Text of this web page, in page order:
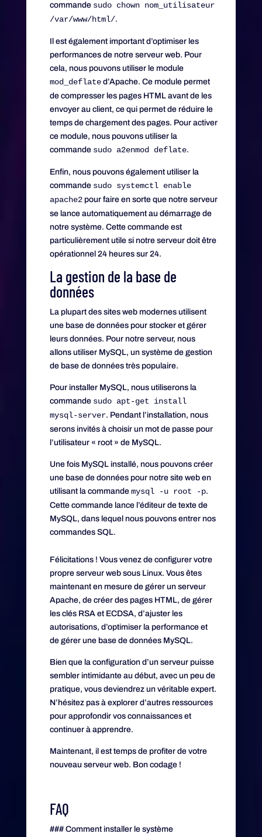
commande sudo chown nom_utilisateur
/var/www/html/.
Il est également important d’optimiser les
performances de notre serveur web. Pour
cela, nous pouvons utiliser le module
mod_deflated’Apache. Ce module permet
de compresser les pages HTML avant de les
envoyer au client, ce qui permet de réduire le
temps de chargement des pages. Pour activer
ce module, nous pouvons utiliser la
commande sudo a2enmod deflate.
Enfin, nous pouvons également utiliser la
commande sudo systemctl enable
apache2pour faire en sorte que notre serveur
se lance automatiquement au démarrage de
notre système. Cette commande est
particulièrement utile si notre serveur doit être
opérationnel 24 heures sur 24.
La gestion de la base de
données
La plupart des sites web modernes utilisent
une base de données pour stocker et gérer
leurs données. Pour notre serveur, nous
allons utiliser MySQL, un système de gestion
de base de données très populaire.
Pour installer MySQL, nous utiliserons la
commande sudo apt-get install
mysql-server. Pendant l’installation, nous
serons invités à choisir un mot de passe pour
l’utilisateur « root » de MySQL.
Une fois MySQL installé, nous pouvons créer
une base de données pour notre site web en
utilisant la commande mysql -u root -p.
Cette commande lance l’éditeur de texte de
MySQL, dans lequel nous pouvons entrer nos
commandes SQL.
Félicitations ! Vous venez de configurer votre
propre serveur web sous Linux. Vous êtes
maintenant en mesure de gérer un serveur
Apache, de créer des pages HTML, de gérer
les clés RSA et ECDSA, d’ajuster les
autorisations, d’optimiser la performance et
de gérer une base de données MySQL.
Bien que la configuration d’un serveur puisse
sembler intimidante au début, avec un peu de
pratique, vous deviendrez un véritable expert.
N’hésitez pas à explorer d’autres ressources
pour approfondir vos connaissances et
continuer à apprendre.
Maintenant, il est temps de profiter de votre
nouveau serveur web. Bon codage !
FAQ
### Comment installer le système